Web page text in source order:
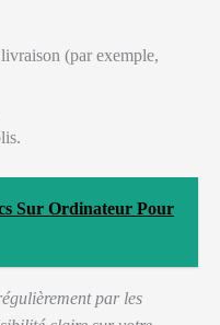
(par exemple,
Sur Ordinateur Pour
par les